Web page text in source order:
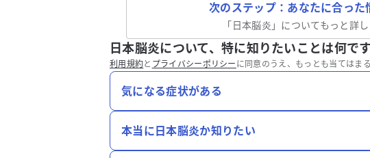
次のステップ：あなたに合った
「日本脳炎 」についてもっと詳
日本脳炎について、特に知りたいことは何で
利用規約と プライバシーポリシー に同意のうえ、もっとも当てはま
気になる症状がある
本当に日本脳炎か知りたい